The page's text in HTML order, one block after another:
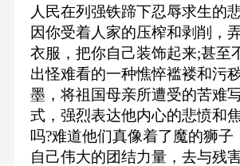
人民在列强铁蹄下忍辱求生的
因你受着人家的压榨和剥削，
衣服，把你自己装饰起来;甚至
出怪难看的一种憔悴褴褛和污
墨，将祖国母亲所遭受的苦难
式，强烈表达他内心的悲愤和
吗?难道他们真像着了魔的狮
自己伟大的团结力量，去与残